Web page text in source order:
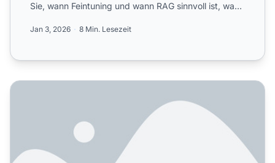
Sie, wann Feintuning und wann RAG sinnvoll ist, was
Jan 3, 2026 8 Min. Lesezeit
Wie funktioniert das Indexieren für die KI-Suche?